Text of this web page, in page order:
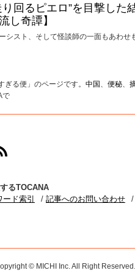
回るピエロ”を目撃した
し奇譚】
シスト、そして怪談師の一面もあわせ
る便」のページです。 中国、 便秘、
で
はこちら
のinstagramはこちら
るTOCANA
ード索引 記事へのお問い合わせ
© MICHI Inc. All Right Reserved.